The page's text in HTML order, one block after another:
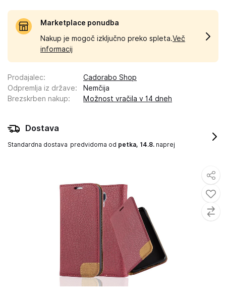
Marketplace ponudba
Nakup je mogoč izključno preko spleta.Več
informacij
Prodajalec:
Cadorabo Shop
Odpremlja iz države:
Nemčija
Brezskrben nakup: Možnost vračila v 14 dneh
Dostava
Standardna dostava predvidoma od petka, 14.8. naprej